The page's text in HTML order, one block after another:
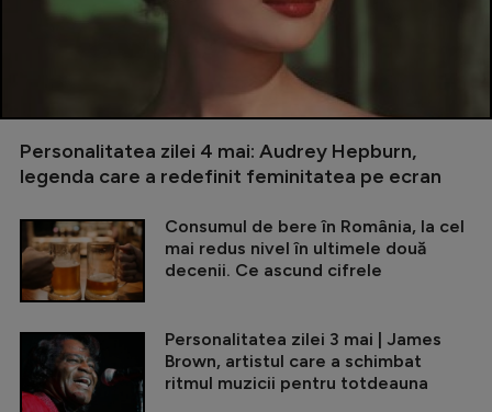
Personalitatea zilei 4 mai: Audrey Hepburn,
legenda care a redefinit feminitatea pe ecran
Consumul de bere în România, la cel
mai redus nivel în ultimele două
decenii. Ce ascund cifrele
Personalitatea zilei 3 mai | James
Brown, artistul care a schimbat
ritmul muzicii pentru totdeauna